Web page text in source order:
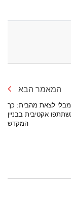
המאמר הבא
מבלי לצאת מהבית: כך
אקטיבית בבניין
המקדש